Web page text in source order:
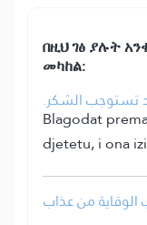
በዚህ ገፅ ያሉት
መካከል:
تستوجب الشكر.
Blagodat
djetetu, i ona
من عذاب